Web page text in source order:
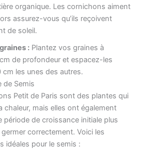
organique. Les cornichons aiment
assurez-vous qu’ils reçoivent
de soleil.
:Plantez vos graines à
de profondeur et espacez-les
cm les unes des autres.
de Semis
Petit de Paris sont des plantes qui
chaleur, mais elles ont également
période de croissance initiale plus
correctement. Voici les
idéales pour le semis :